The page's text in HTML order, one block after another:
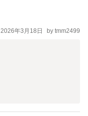
2026年3月18日 by tmm2499